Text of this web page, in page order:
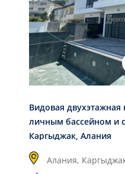
Видовая двухэтажная
личным бассейном и
Каргыджак, Алания
Алания,